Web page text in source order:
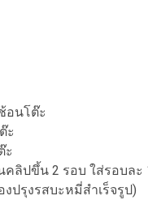
อนโต๊ะ
ะ
ะ
ลิปขึ้น 2 รอบ ใส่รอบละ
งปรุงรสบะหมี่สำเร็จรูป)